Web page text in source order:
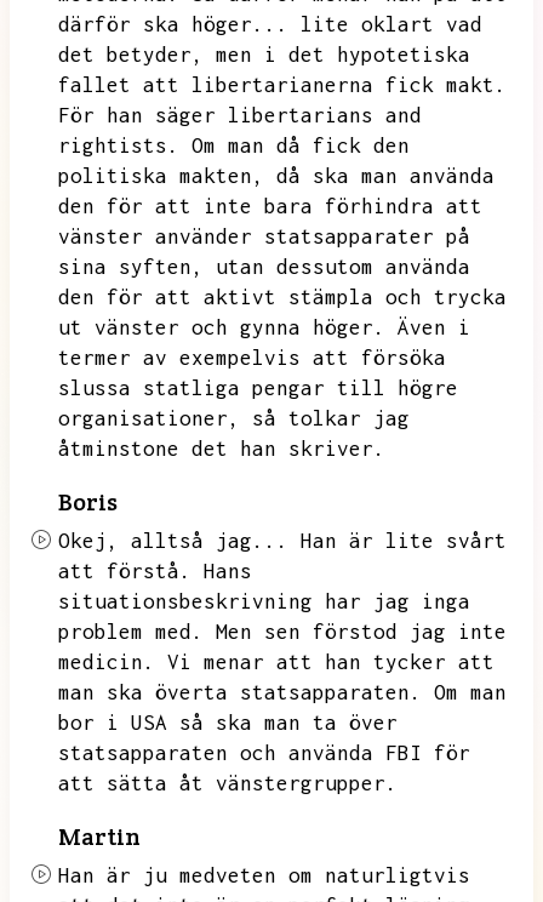
därför ska höger...
lite oklart vad
det betyder,
men i det hypotetiska
fallet att libertarianerna fick makt.
För han säger libertarians and
rightists.
Om man då fick den
politiska makten,
då ska man använda
den för att inte bara förhindra att
vänster använder statsapparater på
sina syften,
utan dessutom använda
den för att aktivt stämpla och trycka
ut vänster och gynna höger.
Även i
termer av exempelvis att försöka
slussa statliga pengar till högre
organisationer,
så tolkar jag
åtminstone det han skriver.
Boris
Okej, alltså jag...
Han är lite svårt
att förstå.
Hans
situationsbeskrivning har jag inga
problem med.
Men sen förstod jag inte
medicin.
Vi menar att han tycker att
man ska överta statsapparaten.
Om man
bor i USA så ska man ta över
statsapparaten och använda FBI för
att sätta åt vänstergrupper.
Martin
Han är ju medveten om naturligtvis